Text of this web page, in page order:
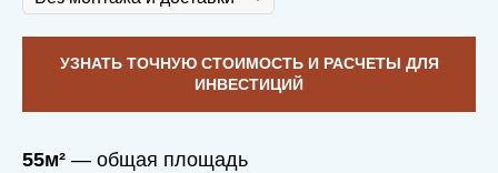
УЗНАТЬ ТОЧНУЮ СТОИМОСТЬ И РАСЧЕТЫ ДЛЯ
ИНВЕСТИЦИЙ
55м² — общая площадь